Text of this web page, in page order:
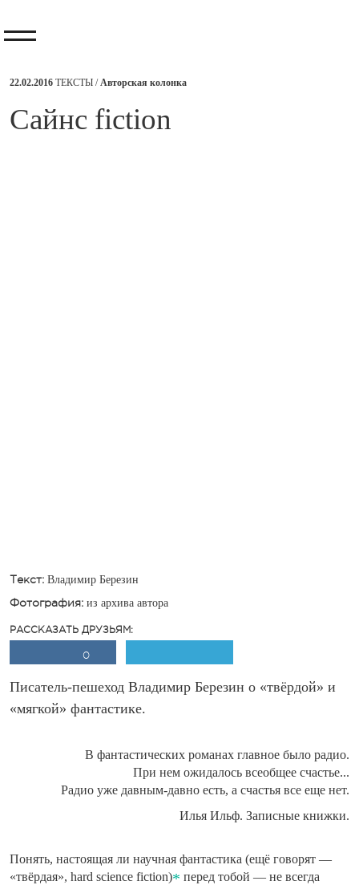
22.02.2016 ТЕКСТЫ /Авторская колонка
Сайнс fiction
Текст: Владимир Березин
Фотография: из архива автора
РАССКАЗАТЬ ДРУЗЬЯМ:
0
Писатель-пешеход Владимир Березин о «твёрдой» и
«мягкой» фантастике.
В фантастических романах главное было радио.
При нем ожидалось всеобщее счастье...
Радио уже давным-давно есть, а счастья все еще нет.
Илья Ильф. Записные книжки.
Понять, настоящая ли научная фантастика (ещё говорят —
«твёрдая», hard science fiction) перед тобой — не всегда